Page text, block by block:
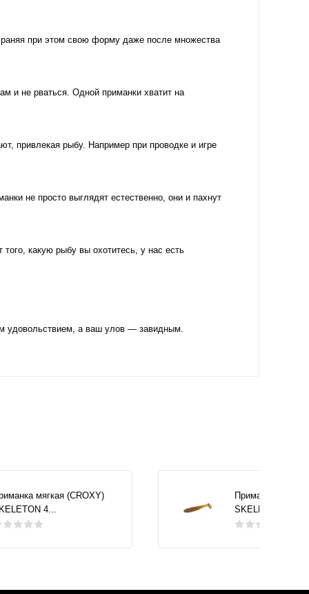
при этом свою форму даже после множества
и не рваться. Одной приманки хватит на
привлекая рыбу. Например при проводке и игре
не просто выглядят естественно, они и пахнут
какую рыбу вы охотитесь, у нас есть
удовольствием, а ваш улов — завидным.
мягкая (CROXY)
4...
Приманка мягкая
SKELETON 4...